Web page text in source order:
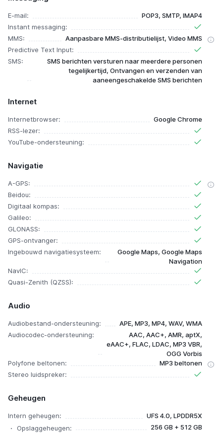
E-mail:
POP3, SMTP, IMAP4
Instant messaging:
MMS:
Aanpasbare MMS-distributielijst, Video MMS
Predictive Text Input:
SMS:
SMS berichten versturen naar meerdere personen
tegelijkertijd, Ontvangen en verzenden van
aaneengeschakelde SMS berichten
Internet
Internetbrowser:
Google Chrome
RSS-lezer:
YouTube-ondersteuning:
Navigatie
A-GPS:
Beidou:
Digitaal kompas:
Galileo:
GLONASS:
GPS-ontvanger:
Ingebouwd navigatiesysteem:
Google Maps, Google Maps
Navigation
NavIC:
Quasi-Zenith (QZSS):
Audio
Audiobestand-ondersteuning:
APE, MP3, MP4, WAV, WMA
Audiocodec-ondersteuning:
AAC, AAC+, AMR, aptX,
eAAC+, FLAC, LDAC, MP3 VBR,
OGG Vorbis
Polyfone beltonen:
MP3 beltonen
Stereo luidspreker:
Geheugen
Intern geheugen:
UFS 4.0, LPDDR5X
Opslaggeheugen:
256 GB + 512 GB